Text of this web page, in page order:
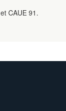
CAUE 91.